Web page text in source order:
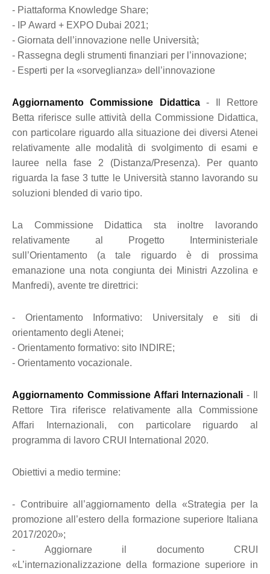
- Piattaforma Knowledge Share;
- IP Award + EXPO Dubai 2021;
- Giornata dell’innovazione nelle Università;
- Rassegna degli strumenti finanziari per l’innovazione;
- Esperti per la «sorveglianza» dell’innovazione
Aggiornamento Commissione Didattica- Il Rettore
Betta riferisce sulle attività della Commissione Didattica,
con particolare riguardo alla situazione dei diversi Atenei
relativamente alle modalità di svolgimento di esami e
lauree nella fase 2 (Distanza/Presenza). Per quanto
riguarda la fase 3 tutte le Università stanno lavorando su
soluzioni blended di vario tipo.
La Commissione Didattica sta inoltre lavorando
relativamente al Progetto Interministeriale
sull’Orientamento (a tale riguardo è di prossima
emanazione una nota congiunta dei Ministri Azzolina e
Manfredi), avente tre direttrici:
- Orientamento Informativo: Universitaly e siti di
orientamento degli Atenei;
- Orientamento formativo: sito INDIRE;
- Orientamento vocazionale.
Aggiornamento Commissione Affari Internazionali - Il
Rettore Tira riferisce relativamente alla Commissione
Affari Internazionali, con particolare riguardo al
programma di lavoro CRUI International 2020.
Obiettivi a medio termine:
- Contribuire all’aggiornamento della «Strategia per la
promozione all’estero della formazione superiore Italiana
2017/2020»;
- Aggiornare il documento CRUI
«L’internazionalizzazione della formazione superiore in